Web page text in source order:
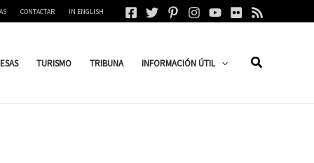
CONTACTAR IN ENGLISH
TURISMO TRIBUNA INFORMACIÓN ÚTIL